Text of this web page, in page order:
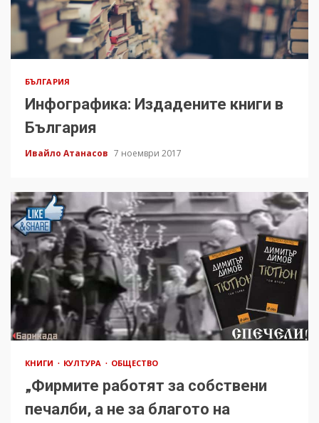
БЪЛГАРИЯ
Инфографика: Издадените книги в
България
Ивайло Атанасов 7 ноември 2017
КНИГИ КУЛТУРА ОБЩЕСТВО
„Фирмите работят за собствени
печалби, а не за благото на